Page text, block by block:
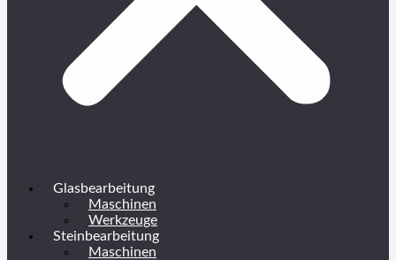
Glasbearbeitung
Maschinen
Werkzeuge
Steinbearbeitung
Maschinen